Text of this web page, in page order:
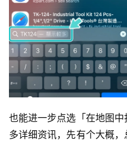
也能进一步点选「在地图
多详细资讯，先有个大概